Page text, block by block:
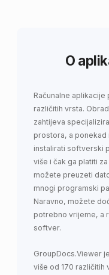
O
Računalne
različitih vrsta.
zahtijeva
prostora, a ponekad
instalirati softverski
više i čak ga platiti
možete preuzeti
mnogi programski
Naravno, možete
potrebno vrijeme, a
softver.
GroupDocs.Viewer
više od 170 različitih